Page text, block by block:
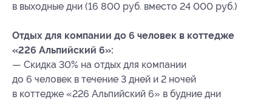
в выходные дни (16 800 руб. вместо 24 000 руб.)
Отдых для компании до 6 человек в коттедже
«226 Альпийский 6»:
— Скидка 30% на отдых для компании
до 6 человек в течение 3 дней и 2 ночей
в коттедже «226 Альпийский 6» в будние дни